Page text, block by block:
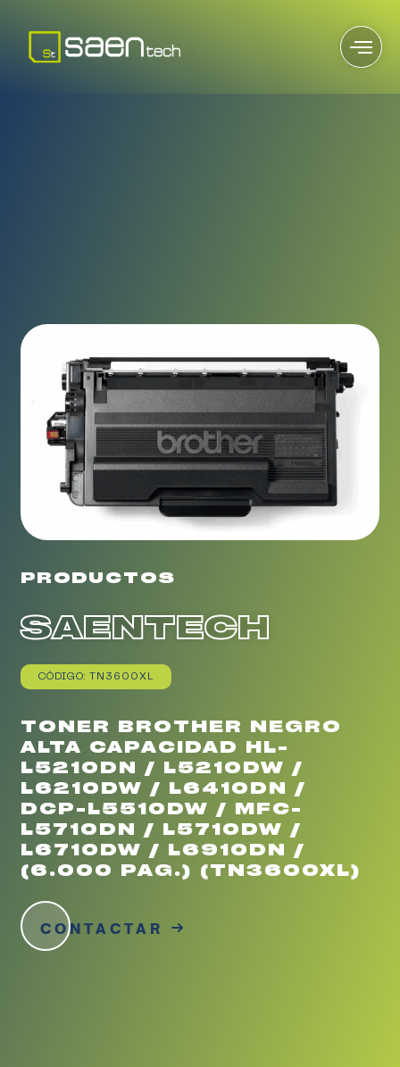
PRODUCTOS
SAENTECH
CÓDIGO: TN3600XL
TONER BROTHER NEGRO
ALTA CAPACIDAD HL-
L5210DN / L5210DW /
L6210DW / L6410DN /
DCP-L5510DW / MFC-
L5710DN / L5710DW /
L6710DW / L6910DN /
(6.000 PAG.) (TN3600XL)
CONTACTAR